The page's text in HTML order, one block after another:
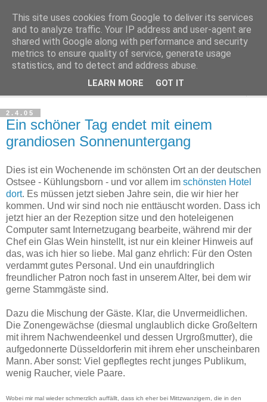
Haltungsturnen
Niveau sieht nur von unten aus wie Arroganz.
2.4.05
Ein schöner Tag endet mit einem
grandiosen Sonnenuntergang
Dies ist ein Wochenende im schönsten Ort an der deutschen
Ostsee - Kühlungsborn - und vor allem im schönsten Hotel
dort. Es müssen jetzt sieben Jahre sein, die wir hier her
kommen. Und wir sind noch nie enttäuscht worden. Dass ich
jetzt hier an der Rezeption sitze und den hoteleigenen
Computer samt Internetzugang bearbeite, während mir der
Chef ein Glas Wein hinstellt, ist nur ein kleiner Hinweis auf
das, was ich hier so liebe. Mal ganz ehrlich: Für den Osten
verdammt gutes Personal. Und ein unaufdringlich
freundlicher Patron noch fast in unserem Alter, bei dem wir
gerne Stammgäste sind.
Dazu die Mischung der Gäste. Klar, die Unvermeidlichen.
Die Zonengewächse (diesmal unglaublich dicke Großeltern
mit ihrem Nachwendeenkel und dessen Urgroßmutter), die
aufgedonnerte Düsseldorferin mit ihrem eher unscheinbaren
Mann. Aber sonst: Viel gepflegtes recht junges Publikum,
wenig Raucher, viele Paare.
Wobei mir mal wieder schmerzlich auffällt, dass ich eher bei Mittzwanzigern, die in den
This site uses cookies from Google to deliver its services
and to analyze traffic. Your IP address and user-agent are
shared with Google along with performance and security
metrics to ensure quality of service, generate usage
statistics, and to detect and address abuse.
LEARN MORE GOT IT